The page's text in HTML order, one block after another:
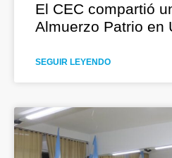
El CEC compartió
Almuerzo Patrio en
SEGUIR LEYENDO